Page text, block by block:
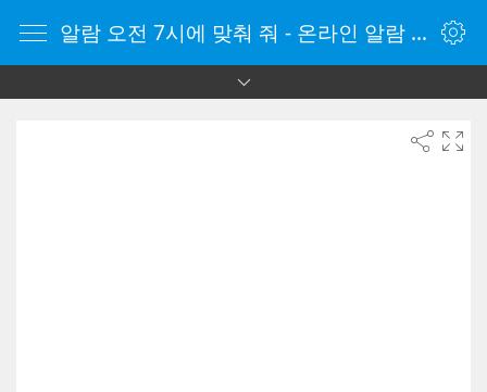
알람 오전 7시에 맞춰 줘 - 온라인 알람 시계 - 자명종 온라인 - 온라인 자명종